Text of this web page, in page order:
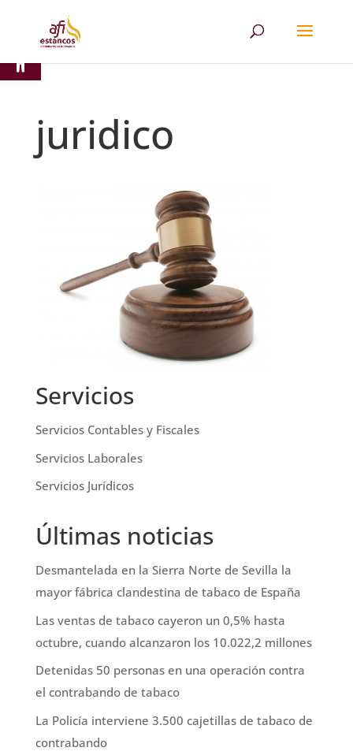
juridico
Servicios
Servicios Contables y Fiscales
Servicios Laborales
Servicios Jurídicos
Últimas noticias
Desmantelada en la Sierra Norte de Sevilla la
mayor fábrica clandestina de tabaco de España
Las ventas de tabaco cayeron un 0,5% hasta
octubre, cuando alcanzaron los 10.022,2 millones
Detenidas 50 personas en una operación contra
el contrabando de tabaco
La Policía interviene 3.500 cajetillas de tabaco de
contrabando
Abrir barra de herramientas